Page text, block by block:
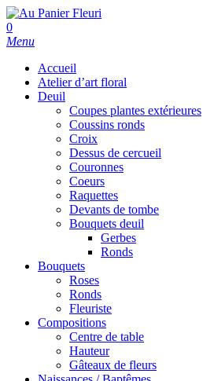
Skip
to
main
search
0
Menu
Accueil
Atelier d’art floral
Deuil
Coupes plantes extérieures
Coussins ronds
Croix
Dessus de cercueil
Couronnes
Coeurs
Raquettes
Devants de tombe
Bouquets deuil
Gerbes
Ronds
Bouquets
Roses
Ronds
Fleuriste
Compositions
Centre de table
Hauteur
Gâteaux de fleurs